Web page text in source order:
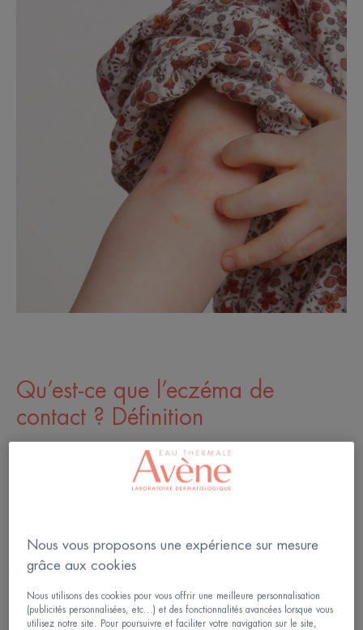
Qu’est-ce que l’eczéma de
contact ? Définition
L’eczéma (ou dermatite) de contact est une maladie
inflammatoire cutanée dont l’apparition est due au
Elle peut réagir à cette substance comme à un
irritant, auquel cas on parle d’eczéma de contact
irritatif (dermatite irritative). Mais lorsque le corps y
Nous vous proposons une expérience sur mesure
grâce aux cookies
Nous utilisons des cookies pour vous offrir une meilleure personnalisation
(publicités personnalisées, etc...) et des fonctionnalités avancées lorsque vous
utilisez notre site. Pour poursuivre et faciliter votre navigation sur le site,